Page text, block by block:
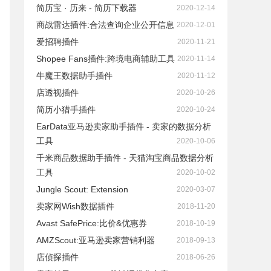
简历宝 · 历来 - 简历下载器 2020-12-14
商战雷达插件:合法查询企业公开信息 2020-12-01
爱招聘插件 2020-11-21
Shopee Fans插件:跨境电商辅助工具 2020-11-14
牛魔王数据助手插件 2020-11-12
店透视插件 2020-10-26
简历小猎手插件 2020-10-24
EarData亚马逊卖家助手插件 - 卖家的数据分析
工具
2020-10-06
千米商品数据助手插件 - 天猫淘宝商品数据分析
工具
2020-10-02
Jungle Scout: Extension 2020-03-07
卖家网Wish数据插件 2018-11-20
Avast SafePrice:比价&优惠券 2018-10-19
AMZScout:亚马逊卖家营销利器 2018-09-13
店侦探插件 2018-06-26